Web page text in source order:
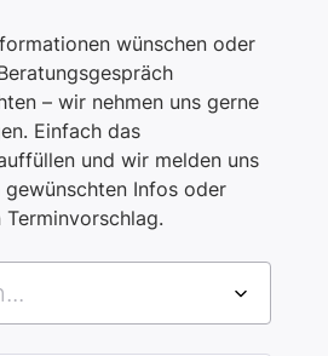
wünschen oder
– wir nehmen uns gerne
Einfach das
und wir melden uns
Infos oder